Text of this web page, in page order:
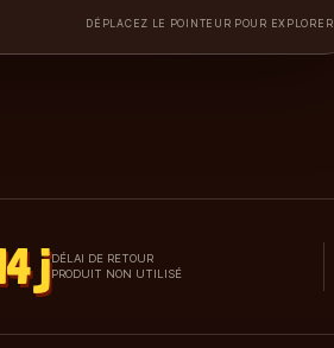
DÉPLACEZ LE POINTEUR POUR EXPLORER
jDÉLAI DE RETOUR
PRODUIT NON UTILISÉ